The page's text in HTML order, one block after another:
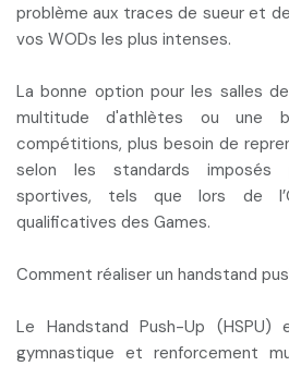
problème aux traces de sueur et
vos WODs les plus intenses.
La bonne option pour les salles
multitude d'athlètes ou une
compétitions, plus besoin de
selon les standards imposés
sportives, tels que lors de
qualificatives des Games.
Comment réaliser un handstand
Le Handstand Push-Up
gymnastique et renforcement